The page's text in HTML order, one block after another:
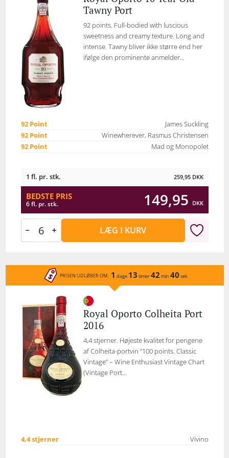
Tawny Port
92 points. Full-bodied with luscious
sweetness and creamy texture. Long and
intense. Tawny bliver ikke større end her
ifølge den prominente anmelder...
92 Point
James Suckling
92 Point
Winewherever, Rasmus Christensen
92 Point
Mad og Monopolet
1 fl. pr. stk. 259,95 DKK
BEDSTE PRIS
6 fl. pr. stk. 149,95 DKK
LÆG I KURV
PRISEN UDLØBER OM: 1 dage 13 timer42 min 40 sek
Royal Oporto Colheita Port
2016
4,4 stjerner. Højeste kvalitet for pengene
af Colheita-portvin ”100 points. Classic
Vintage” – Wine Enthusiast Vintage Chart
(Vintage Port...
4,4 stjerner Vivino